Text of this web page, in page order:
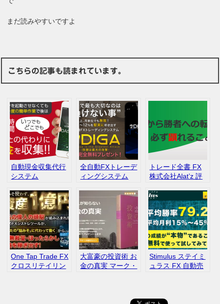
まだ読みやすいですよ
こちらの記事も読まれています。
自動現金収集代行
システム
動売買 無料
全自動FXトレーデ
ィングシステム
トレード全書 FX
株式会社Alat’z 評
One Tap Trade FX
クロスリテイリン
大富豪の投資術 お
金の真実 マーク・
Stimulus ステイミ
ュラス FX 自動売